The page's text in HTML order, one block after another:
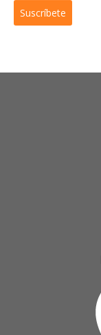
R.E.A.D.
en
protección
Suscríbete